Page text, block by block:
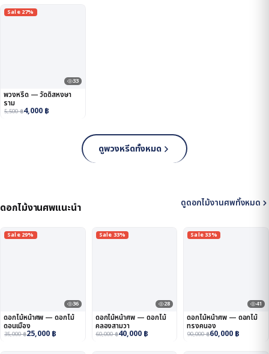
Sale 27%
33
พวงหรีด — วัดดิสหงษา
ราม
5,500฿4,000 ฿
ดูพวงหรีดทั้งหมด
ดอกไม้งานศพแนะนำ ดูดอกไม้งานศพทั้งหมด
Sale 29%
36
ดอกไม้หน้าศพ — ดอกไม้
ดอนเมือง
35,000฿25,000 ฿
Sale 33%
28
ดอกไม้หน้าศพ — ดอกไม้
คลองสามวา
60,000฿40,000 ฿
Sale 33%
41
ดอกไม้หน้าศพ — ดอกไม้
ทรงคนอง
90,000฿60,000 ฿